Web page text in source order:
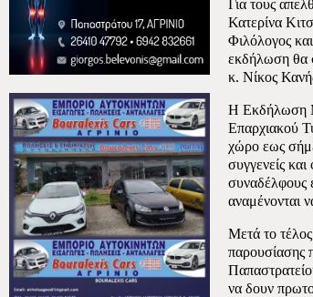
Για τους
Κατερίνα
Φιλόλογος
εκδήλωση θα
κ. Νίκος
Η Εκδήλωση
Επαρχιακού
χώρο εως
συγγενείς
συναδέλφους
αναμένονται
Μετά το
παρουσίασης
να δουν